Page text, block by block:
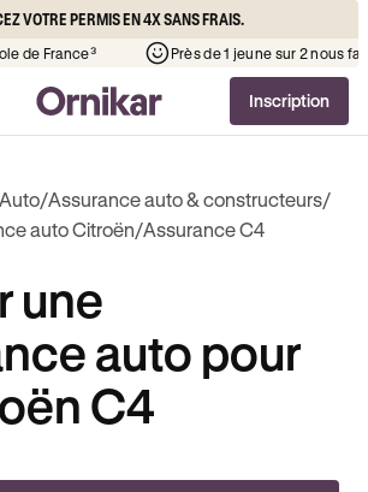
VOTRE PERMIS EN 4X SANS FRAIS.
¹ 1ère auto-école de France³
Inscription
/Assurance auto & constructeurs/
auto Citroën/Assurance C4
une
auto pour
C4